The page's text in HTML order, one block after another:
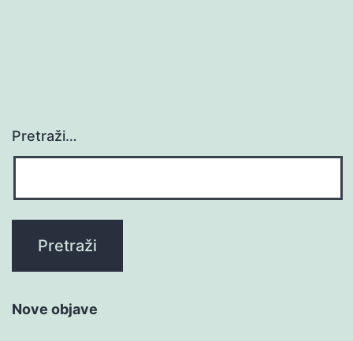
Pretraži…
Nove objave